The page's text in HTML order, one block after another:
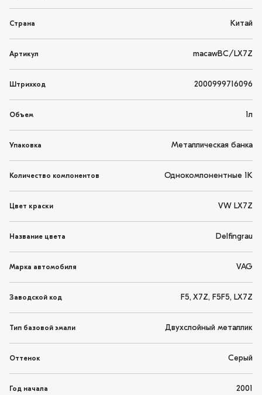
Страна Китай
Артикул macawBC/LX7Z
Штрихкод 2000999716096
Объем 1л
Упаковка Металлическая банка
Количество компонентов Однокомпонентные 1K
Цвет краски VW LX7Z
Название цвета Delfingrau
Марка автомобиля VAG
Заводской код F5, X7Z, F5F5, LX7Z
Тип базовой эмали Двухслойный металлик
Оттенок Серый
Год начала 2001